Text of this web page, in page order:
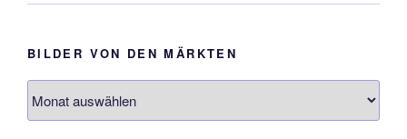
BILDER VON DEN MÄRKTEN
von